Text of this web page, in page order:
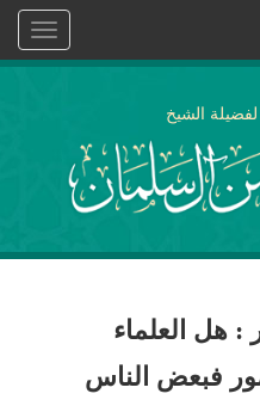
Toggle
الشيخ
هل العلماء
فبعض الناس